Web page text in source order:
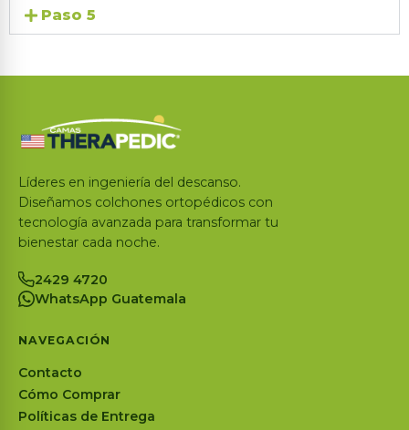
Paso 5
Líderes en ingeniería del descanso.
Diseñamos colchones ortopédicos con
tecnología avanzada para transformar tu
bienestar cada noche.
2429 4720
WhatsApp Guatemala
NAVEGACIÓN
Contacto
Cómo Comprar
Políticas de Entrega